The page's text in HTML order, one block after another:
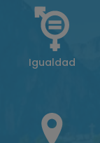
Igualdad